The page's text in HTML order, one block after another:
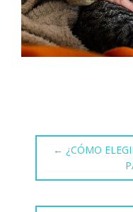
← ¿CÓMO